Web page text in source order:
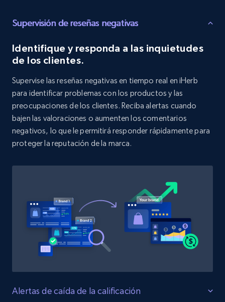
Rating, Reviews count, Initial price, Discount,
and more.
1.3K+ 175+ Comenzar ahora
Target - Discover products by category url
URL, Product id, Title, Product description,
and more.
Comenzar ahora
Target - Discover products by specified
UPC
URL, Product id, Title, Product description,
and more.
Supervisión de reseñas negativas
Identifique y responda a las inquietudes
de los clientes.
Supervise las reseñas negativas en tiempo real en iHerb
para identificar problemas con los productos y las
preocupaciones de los clientes. Reciba alertas cuando
bajen las valoraciones o aumenten los comentarios
negativos, lo que le permitirá responder rápidamente para
proteger la reputación de la marca.
Alertas de caída de la calificación